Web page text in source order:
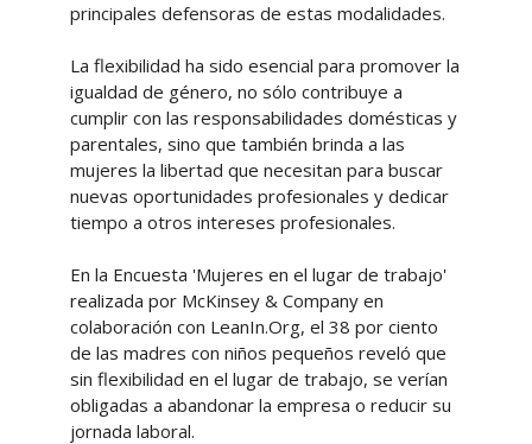
principales defensoras de estas modalidades.
La flexibilidad ha sido esencial para promover la
igualdad de género, no sólo contribuye a
cumplir con las responsabilidades domésticas y
parentales, sino que también brinda a las
mujeres la libertad que necesitan para buscar
nuevas oportunidades profesionales y dedicar
tiempo a otros intereses profesionales.
En la Encuesta 'Mujeres en el lugar de trabajo'
realizada por McKinsey & Company en
colaboración con LeanIn.Org, el 38 por ciento
de las madres con niños pequeños reveló que
sin flexibilidad en el lugar de trabajo, se verían
obligadas a abandonar la empresa o reducir su
jornada laboral.